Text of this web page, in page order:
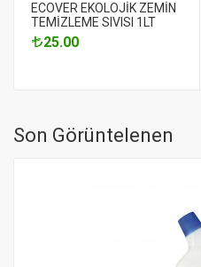
ECOVER EKOLOJİK ZEMİN
TEMİZLEME SIVISI 1LT
25.00
Son Görüntelenen